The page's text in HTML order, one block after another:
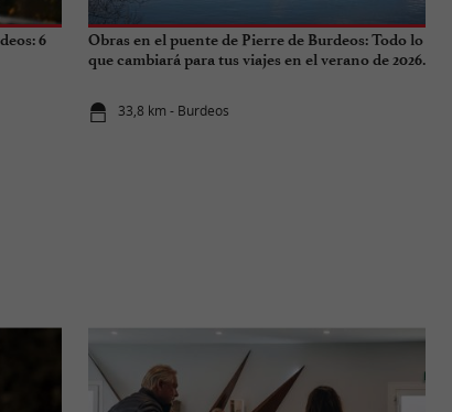
6
Obras en el puente de Pierre de Burdeos: Todo lo
que cambiará para tus viajes en el verano de 2026.
33,8 km - Burdeos